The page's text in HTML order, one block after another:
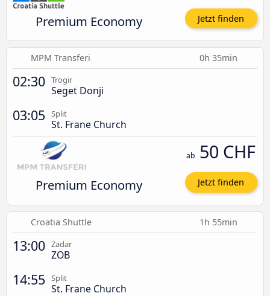
Premium Economy Jetzt finden
MPM Transferi 0h 35min
02:30 Trogir
Seget Donji
03:05 Split
St. Frane Church
Premium Economy
ab 50 CHF
Jetzt finden
Croatia Shuttle 1h 55min
13:00 Zadar
ZOB
14:55 Split
St. Frane Church